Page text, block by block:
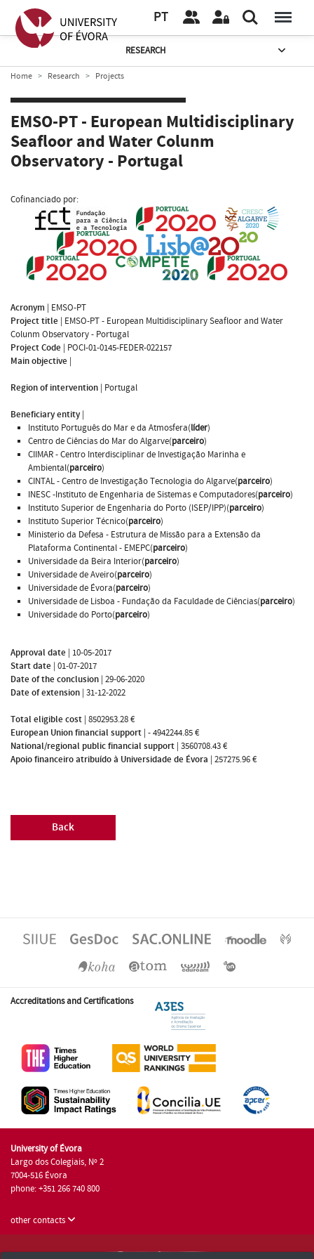
PT
RESEARCH
Home Research Projects
EMSO-PT - European Multidisciplinary
Seafloor and Water Colunm
Observatory - Portugal
Cofinanciado por:
Acronym | EMSO-PT
Project title | EMSO-PT - European Multidisciplinary Seafloor and Water
Colunm Observatory - Portugal
Project Code | POCI-01-0145-FEDER-022157
Main objective |
Region of intervention | Portugal
Beneficiary entity|
Instituto Português do Mar e da Atmosfera(líder)
Centro de Ciências do Mar do Algarve(parceiro)
CIIMAR - Centro Interdisciplinar de Investigação Marinha e
Ambiental(parceiro)
CINTAL - Centro de Investigação Tecnologia do Algarve(parceiro)
INESC -Instituto de Engenharia de Sistemas e Computadores(parceiro)
Instituto Superior de Engenharia do Porto (ISEP/IPP)(parceiro)
Instituto Superior Técnico(parceiro)
Ministerio da Defesa - Estrutura de Missão para a Extensão da
Plataforma Continental - EMEPC(parceiro)
Universidade da Beira Interior(parceiro)
Universidade de Aveiro(parceiro)
Universidade de Évora(parceiro)
Universidade de Lisboa - Fundação da Faculdade de Ciências(parceiro)
Universidade do Porto(parceiro)
Approval date | 10-05-2017
Start date | 01-07-2017
Date of the conclusion | 29-06-2020
Date of extension | 31-12-2022
Total eligible cost | 8502953.28 €
European Union financial support | - 4942244.85 €
National/regional public financial support | 3560708.43 €
Apoio financeiro atribuído à Universidade de Évora | 257275.96 €
Back
Accreditations and Certifications
University of Évora
Largo dos Colegiais, Nº 2
7004-516 Évora
phone: +351 266 740 800
other contacts